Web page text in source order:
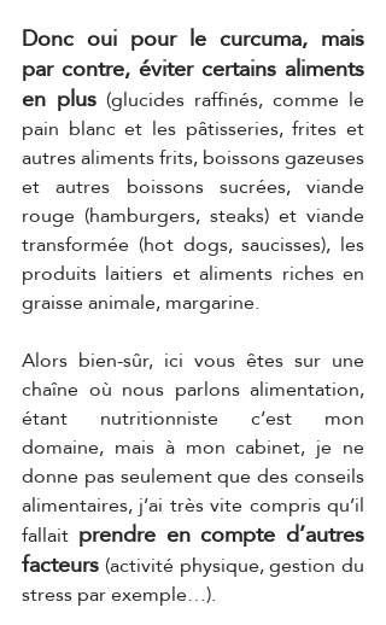
Donc oui pour le curcuma, mais
par contre, éviter certains aliments
en plus (glucides raffinés, comme le
pain blanc et les pâtisseries, frites et
autres aliments frits, boissons gazeuses
et autres boissons sucrées, viande
rouge (hamburgers, steaks) et viande
transformée (hot dogs, saucisses), les
produits laitiers et aliments riches en
graisse animale, margarine.
Alors bien-sûr, ici vous êtes sur une
chaîne où nous parlons alimentation,
étant nutritionniste c’est mon
domaine, mais à mon cabinet, je ne
donne pas seulement que des conseils
alimentaires, j’ai très vite compris qu’il
fallait prendre en compte d’autres
facteurs (activité physique, gestion du
stress par exemple…).